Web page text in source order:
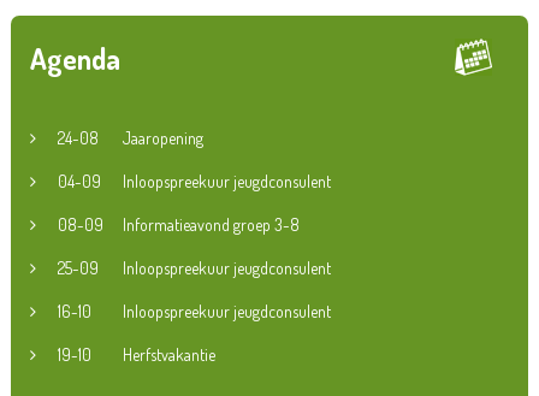
Agenda
24-08 Jaaropening
04-09 Inloopspreekuur jeugdconsulent
08-09 Informatieavond groep 3-8
25-09 Inloopspreekuur jeugdconsulent
16-10 Inloopspreekuur jeugdconsulent
19-10 Herfstvakantie